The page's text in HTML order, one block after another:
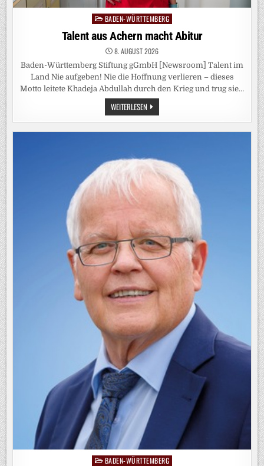
PostedBADEN-WÜRTTEMBERG
Talent aus Achern macht Abitur
8. AUGUST 2026
Baden-Württemberg Stiftung gGmbH [Newsroom] Talent im
Land Nie aufgeben! Nie die Hoffnung verlieren – dieses
Motto leitete Khadeja Abdullah durch den Krieg und trug sie…
WEITERLESEN TALENT
AUS
ACHERN
PostedBADEN-WÜRTTEMBERG